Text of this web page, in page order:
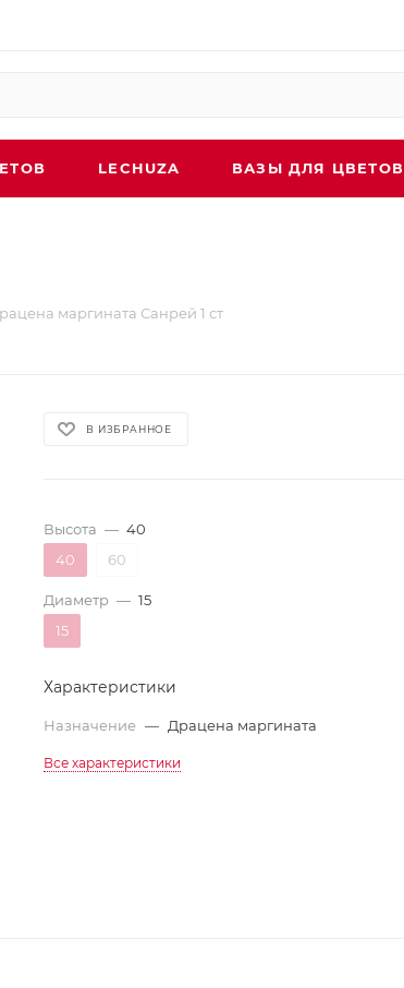
LECHUZA ВАЗЫ ДЛЯ ЦВЕТОВ
маргината Санрей 1 ст
В ИЗБРАННОЕ
Высота — 40
40
60
Диаметр — 15
15
Характеристики
Назначение — Драцена маргината
Все характеристики